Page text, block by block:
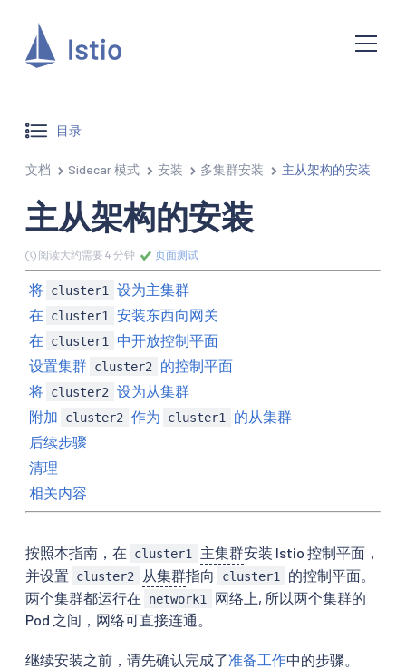
目录
文档 Sidecar 模式 安装 多集群安装 主从架构的安装
主从架构的安装
阅读大约需要 4 分钟 页面测试
将 cluster1
设为主集群
在
cluster1
安装东西向网关
在
cluster1
中开放控制平面
设置集群 cluster2
的控制平面
将 cluster2
设为从集群
附加
cluster2 作为 cluster1
的从集群
后续步骤
清理
相关内容
按照本指南，在 cluster1 主集群安装 Istio 控制平面，
并设置
cluster2 从集群指向 cluster1
的控制平面。
两个集群都运行在
network1
网络上, 所以两个集群的
Pod 之间，网络可直接连通。
继续安装之前，请先确认完成了准备工作中的步骤。